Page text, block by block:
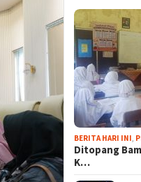
BERITA HARI INI
Ditopang
K…